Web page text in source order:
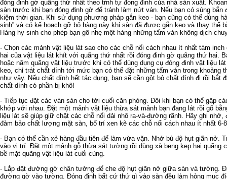
đóng đinh gờ quãng thứ nhất theo tŕnh tự đóng đinh của nhà sản xuất.
sàn trước khi bạn đóng đinh gờ để tránh làm nứt ván. Nếu bạn có súng bắn
kiệm thời gian. Khi sử dụng phương pháp gắn keo - bạn cũng có thể dùng
sinh” và có kế hoạch gỡ bỏ hàng này khi sàn đã được gắn keo và thay thế
Hàng hy sinh cho phép bạn gõ nhẹ một hàng những tấm ván không dịch
- Chọn các mảnh vật liệu lát sao cho các chỗ nối cách nhau ít nhất tám
hai của vật liệu lát khít với quãng thứ nhất rồi đóng đinh gờ quãng thứ hai.
hoặc năm quãng vật liệu trước khi có thể dùng dụng cụ đóng đinh vật liệu
keo, chỉ trát chất dính tới mức bạn có thể đặt những tấm ván trong khoảng
như vậy. Nếu chất dính hết tác dụng, bạn sẽ cần gột bỏ chất dính đi rồi bắt
chất dính có phần bị khô!
- Tiếp tục đặt các ván sàn cho tới cuối căn phòng. Đôi khi bạn có thể gặp
khớp với nhau. Đặt một mảnh vật liệu thừa sát mảnh bạn đang lát rồi gõ
liệu lát sẽ giúp giữ chặt các chỗ nối dải nhô ra-và-đường rãnh. Hãy ghi nhớ,
đảm bảo chất lượng mặt sàn, bố trí xen kẽ các chỗ nối cách nhau ít nhất 6-
- Bạn có thể cần xẻ hàng đầu tiên để làm vừa vặn. Nhớ bù độ hụt giãn nở.
vào vị trí. Đặt một mảnh gỗ thừa sát tường rồi dùng xà beng kẹp hai quãng
bề mặt quãng vật liệu lát cuối cùng.
- Lắp đặt đường gờ chân tường để che độ hụt giãn nở giữa sàn và tường.
đường gờ vào tường. Đóng đinh bất cứ thứ gì vào sàn đều làm hỏng mục